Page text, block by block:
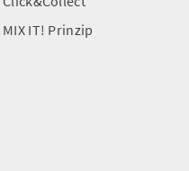
MIX IT! Prinzip